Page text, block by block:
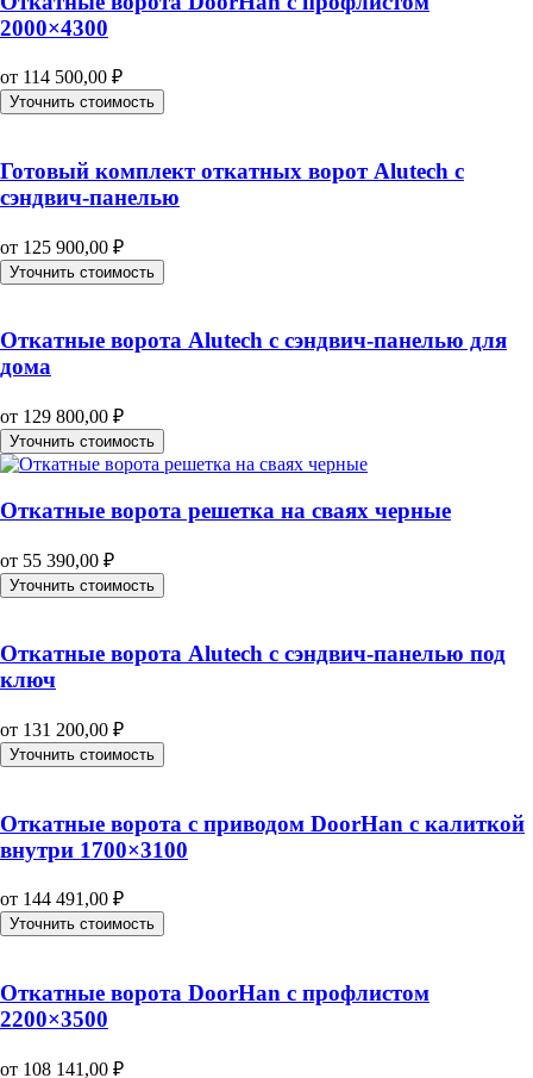
2000×4300
от 114 500,00 ₽
Уточнить стоимость
Готовый комплект откатных ворот Alutech с
сэндвич-панелью
от 125 900,00 ₽
Уточнить стоимость
Откатные ворота Alutech с сэндвич-панелью для
дома
от 129 800,00 ₽
Уточнить стоимость
Откатные ворота решетка на сваях черные
от 55 390,00 ₽
Уточнить стоимость
Откатные ворота Alutech с сэндвич-панелью под
ключ
от 131 200,00 ₽
Уточнить стоимость
Откатные ворота с приводом DoorHan с калиткой
внутри 1700×3100
от 144 491,00 ₽
Уточнить стоимость
Откатные ворота DoorHan с профлистом
2200×3500
от 108 141,00 ₽